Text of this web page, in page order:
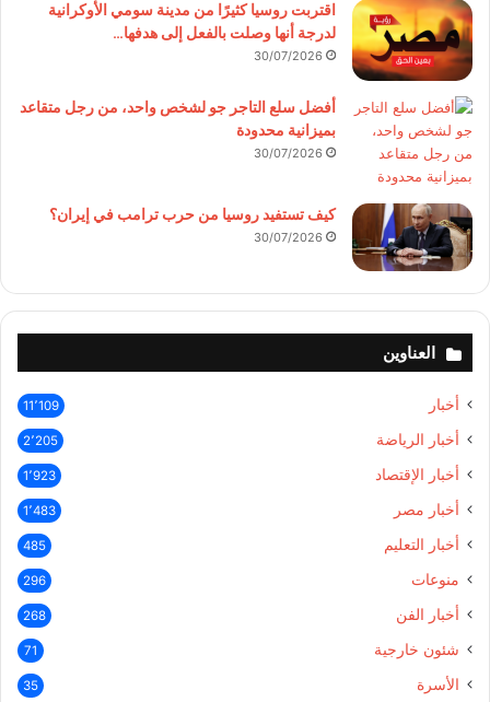
اقتربت روسيا كثيرًا من مدينة سومي الأوكرانية
لدرجة أنها وصلت بالفعل إلى هدفها…
30/07/2026
أفضل سلع التاجر جو لشخص واحد، من رجل متقاعد
بميزانية محدودة
30/07/2026
كيف تستفيد روسيا من حرب ترامب في إيران؟
30/07/2026
العناوين
أخبار 11٬109
أخبار الرياضة 2٬205
أخبار الإقتصاد 1٬923
أخبار مصر 1٬483
أخبار التعليم 485
منوعات 296
أخبار الفن 268
شئون خارجية 71
الأسرة 35